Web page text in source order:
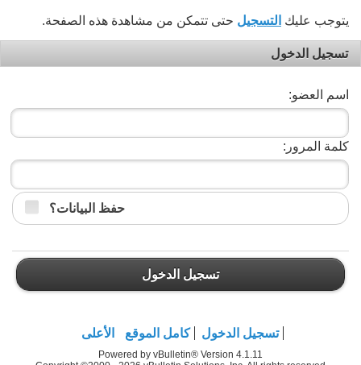
يتوجب عليك التسجيل حتى تتمكن من مشاهدة هذه الصفحة.
تسجيل الدخول
اسم العضو:
كلمة المرور:
حفظ البيانات؟
تسجيل الدخول
تسجيل الدخول كامل الموقع الأعلى
Powered by vBulletin® Version 4.1.11